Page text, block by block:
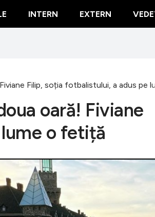
INTERN EXTERN
Filip, soția fotbalistului, a adus pe
oară! Fiviane
o fetiță